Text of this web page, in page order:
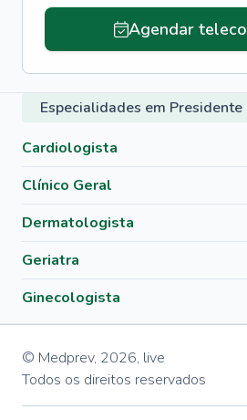
Agendar
Especialidades em Presidente
Cardiologista
Clínico Geral
Dermatologista
Geriatra
Ginecologista
© Medprev, 2026, live
Todos os direitos reservados